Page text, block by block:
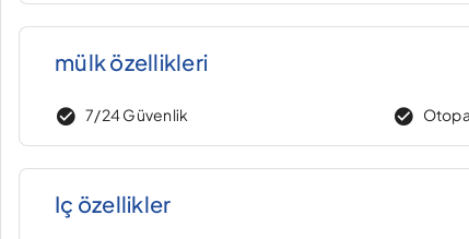
mülk özellikleri
7/24 Güvenlik
Iç özellikler